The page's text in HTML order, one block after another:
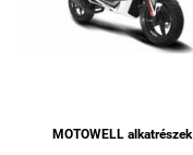
MOTOWELL alkatrészek